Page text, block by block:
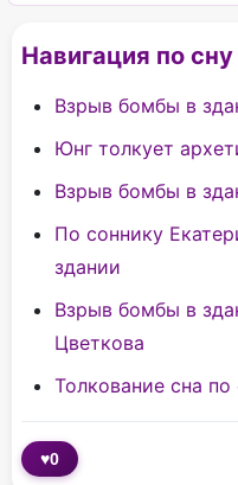
Навигация по сну
Взрыв бомбы в
Юнг толкует
Взрыв бомбы в
По соннику
здании
Взрыв бомбы в
Цветкова
Толкование сна
♥0